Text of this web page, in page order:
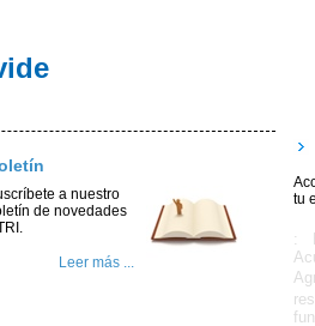
a nuestro
de novedades
Leer más ...
tu
: